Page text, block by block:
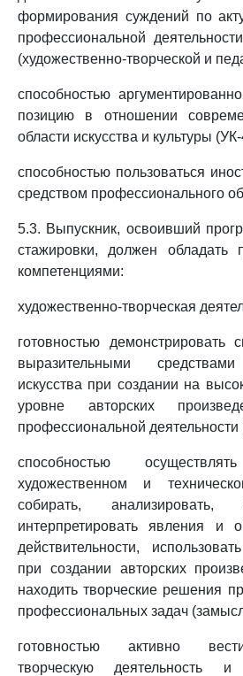
формирования суждений по
профессиональной
(художественно-творческой и
способностью
позицию в отношении
области искусства и культуры
способностью пользоваться
средством профессионального
5.3. Выпускник, освоивший
стажировки, должен обладать
компетенциями:
художественно-творческая
готовностью демонстрировать
выразительными средствами
искусства при создании на
уровне авторских
профессиональной деятельности
способностью
художественном и
собирать, анализировать,
интерпретировать явления и
действительности,
при создании авторских
находить творческие решения
профессиональных задач
готовностью активно
творческую деятельность